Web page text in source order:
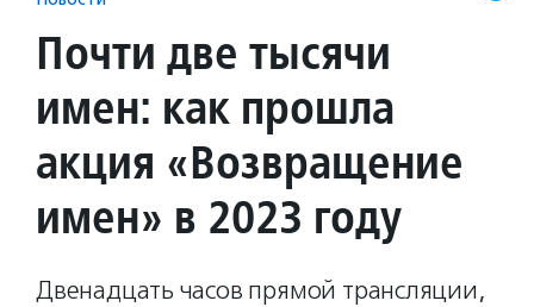
Почти две тысячи
имен: как прошла
акция «Возвращение
имен» в 2023 году
Двенадцать часов прямой трансляции,